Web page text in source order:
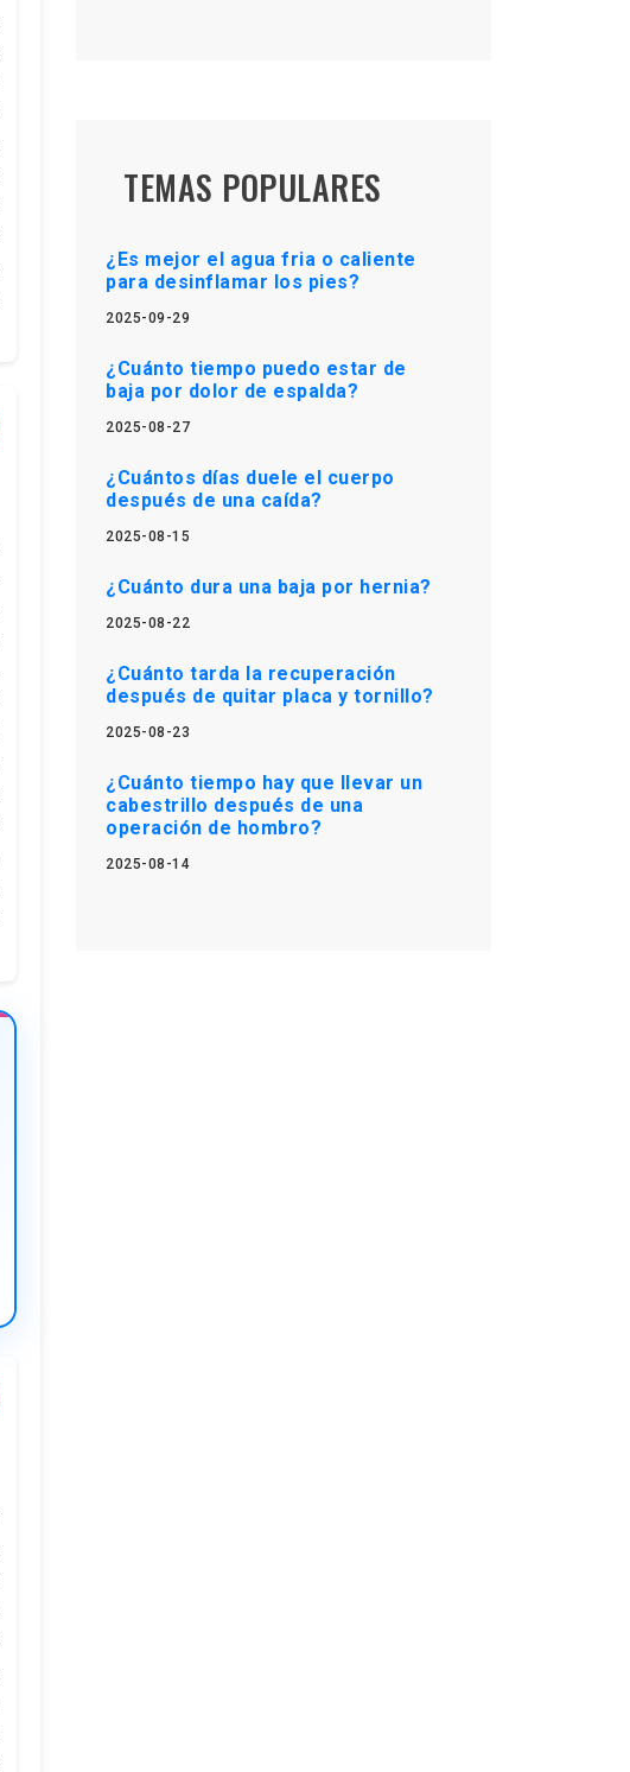
TEMAS POPULARES
¿Es mejor el agua fria o caliente
para desinflamar los pies?
2025-09-29
¿Cuánto tiempo puedo estar de
baja por dolor de espalda?
2025-08-27
¿Cuántos días duele el cuerpo
después de una caída?
2025-08-15
¿Cuánto dura una baja por hernia?
2025-08-22
¿Cuánto tarda la recuperación
después de quitar placa y tornillo?
2025-08-23
¿Cuánto tiempo hay que llevar un
cabestrillo después de una
operación de hombro?
2025-08-14